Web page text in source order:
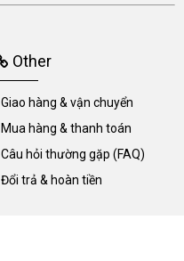
Other
Giao hàng & vận chuyển
Mua hàng & thanh toán
Câu hỏi thường gặp (FAQ)
Đổi trả & hoàn tiền